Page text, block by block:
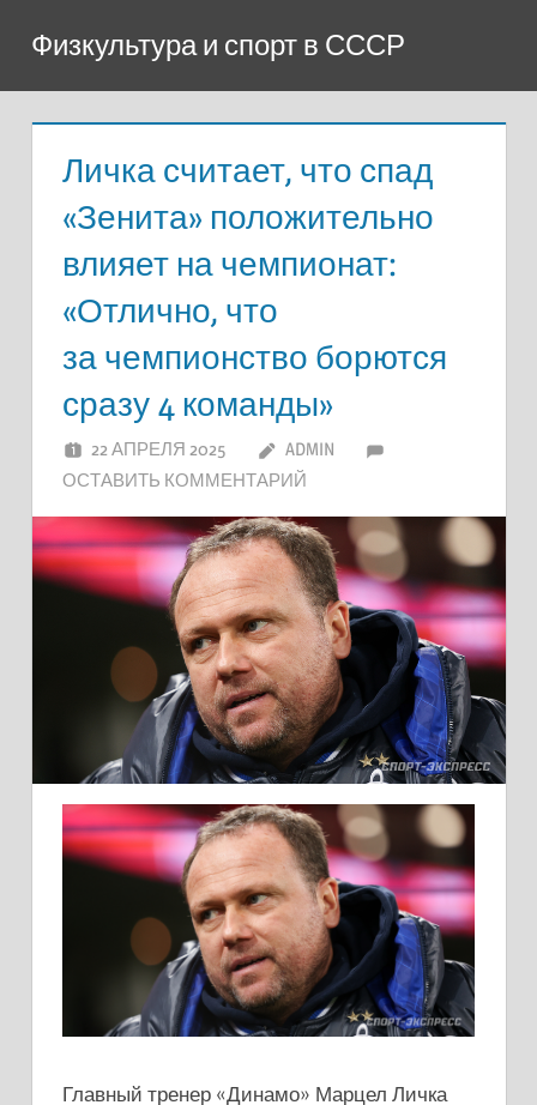
содержимому
Физкультура и спорт в СССР
Личка считает, что спад
«Зенита» положительно
влияет на чемпионат:
«Отлично, что
за чемпионство борются
сразу 4 команды»
22 АПРЕЛЯ 2025
ADMIN
ОСТАВИТЬ КОММЕНТАРИЙ
Главный тренер «Динамо» Марцел Личка